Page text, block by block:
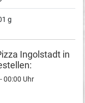
g
Ingolstadt in
00:00 Uhr